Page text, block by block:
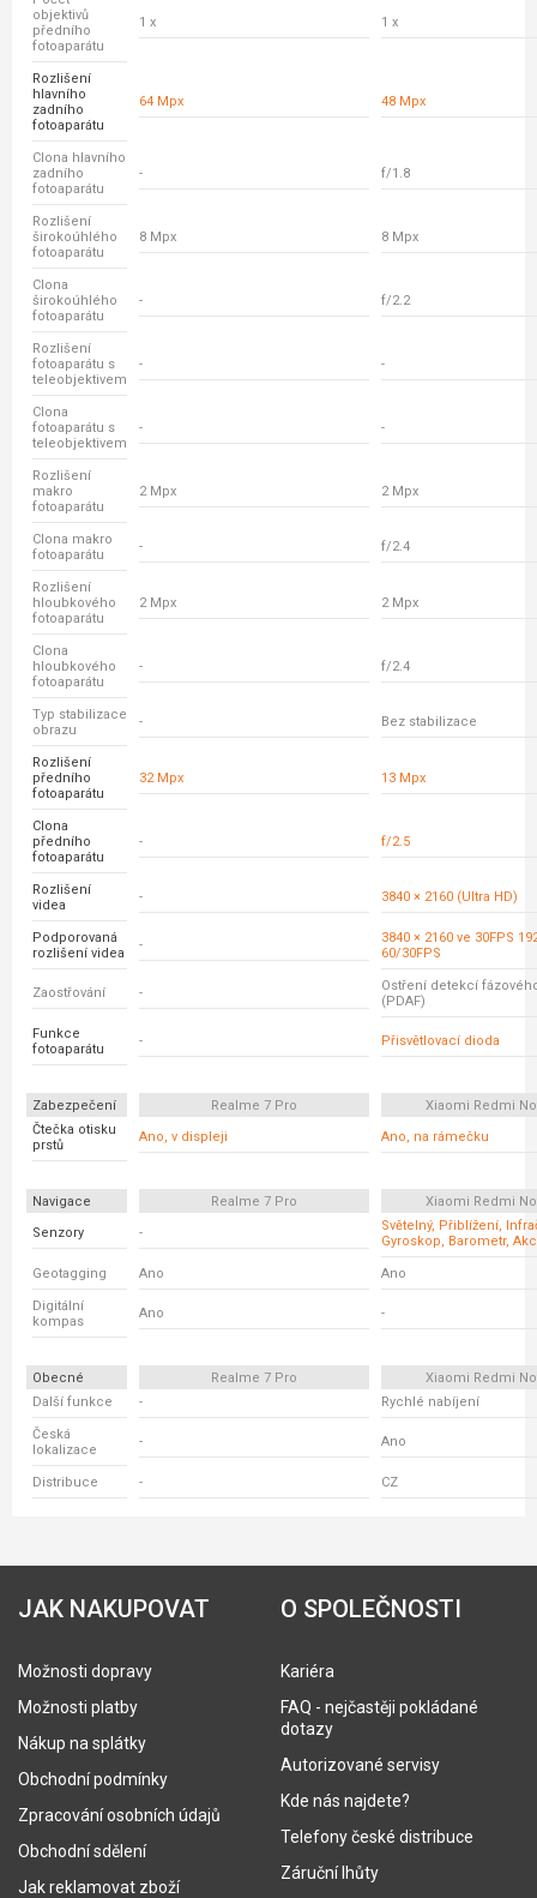
objektivů
předního
fotoaparátu
1 x 1 x
Rozlišení
hlavního
zadního
fotoaparátu
64 Mpx 48 Mpx
Clona hlavního
zadního
fotoaparátu
- f/1.8
Rozlišení
širokoúhlého
fotoaparátu
8 Mpx 8 Mpx
Clona
širokoúhlého
fotoaparátu
- f/2.2
Rozlišení
fotoaparátu s
teleobjektivem
- -
Clona
fotoaparátu s
teleobjektivem
- -
Rozlišení
makro
fotoaparátu
2 Mpx 2 Mpx
Clona makro
fotoaparátu
- f/2.4
Rozlišení
hloubkového
fotoaparátu
2 Mpx 2 Mpx
Clona
hloubkového
fotoaparátu
- f/2.4
Typ stabilizace
obrazu
- Bez stabilizace
Rozlišení
předního
fotoaparátu
32 Mpx 13 Mpx
Clona
předního
fotoaparátu
- f/2.5
Rozlišení
videa
- 3840 × 2160 (Ultra HD)
Podporovaná
rozlišení videa
-
3840 × 2160 ve 30FPS
60/30FPS
Zaostřování -
Ostření detekcí
(PDAF)
Funkce
fotoaparátu
- Přisvětlovací dioda
Zabezpečení Realme 7 Pro
Xiaomi Redmi
Čtečka otisku
prstů
Ano, v displeji Ano, na rámečku
Navigace Realme 7 Pro
Xiaomi Redmi
Senzory
-
Světelný, Přiblížení,
Gyroskop, Barometr,
Geotagging Ano Ano
Digitální
kompas
Ano -
Obecné Realme 7 Pro
Xiaomi Redmi
Další funkce
- Rychlé nabíjení
Česká
lokalizace
- Ano
Distribuce - CZ
JAK NAKUPOVAT
Možnosti dopravy
Možnosti platby
Nákup na splátky
Obchodní podmínky
Zpracování osobních údajů
Obchodní sdělení
Jak reklamovat zboží
O SPOLEČNOSTI
Kariéra
FAQ - nejčastěji pokládané
dotazy
Autorizované servisy
Kde nás najdete?
Telefony české distribuce
Záruční lhůty